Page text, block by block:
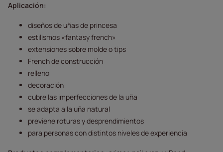
Aplicación:
diseños de uñas de princesa
estilismos «fantasy french»
extensiones sobre molde o tips
French de construcción
relleno
decoración
cubre las imperfecciones de la uña
se adapta a la uña natural
previene roturas y desprendimientos
para personas con distintos niveles de experiencia